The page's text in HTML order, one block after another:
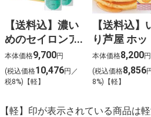
【送料込】濃い
めのセイロンア
イスティー（無
糖）〈ケース販
売〉
本体価格9,700円
(税込価格10,476円／
税8%)【軽】
【送料込】
り芦屋 ホッ
ーキミックス
〈ケース販
本体価格8,200円
(税込価格8,856
8%)【軽】
【軽】印が表示されている商品は